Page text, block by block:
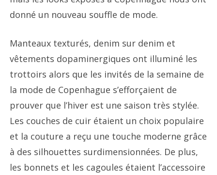
donné un nouveau souffle de mode.
Manteaux texturés, denim sur denim et
vêtements dopaminergiques ont illuminé les
trottoirs alors que les invités de la semaine de
la mode de Copenhague s’efforçaient de
prouver que l’hiver est une saison très stylée.
Les couches de cuir étaient un choix populaire
et la couture a reçu une touche moderne grâce
à des silhouettes surdimensionnées. De plus,
les bonnets et les cagoules étaient l’accessoire